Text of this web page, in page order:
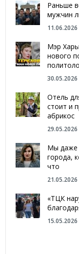
Раньше
мужчин
11.06.2026
Мэр
нового
30.05.2026
Отель
стоит и
абрикос
29.05.2026
Мы даже
города,
что
21.05.2026
«ТЦК
15.05.2026